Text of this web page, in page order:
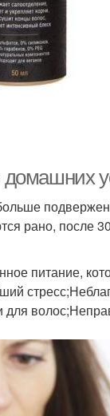
домашних
рано, после
питание,
для